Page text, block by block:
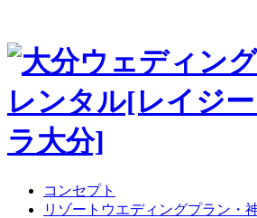
コンセプト
リゾートウエディングプラン・